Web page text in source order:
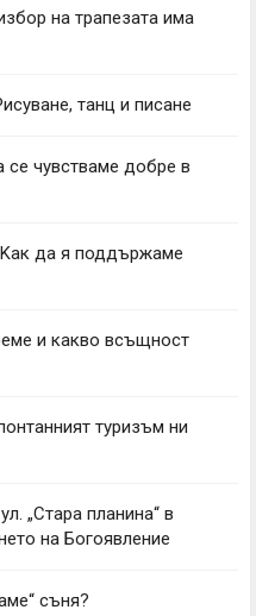
на трапезата има
танц и писане
се чувстваме добре в
да я поддържаме
и какво всъщност
туризъм ни
„Стара планина“ в
на Богоявление
съня?